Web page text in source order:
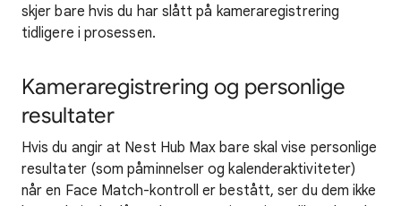
skjer bare hvis du har slått på kameraregistrering
tidligere i prosessen.
Kameraregistrering og personlige
resultater
Hvis du angir at Nest Hub Max bare skal vise personlige
resultater (som påminnelser og kalenderaktiviteter)
når en Face Match-kontroll er bestått, ser du dem ikke